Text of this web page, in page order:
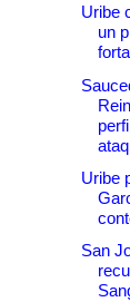
Uribe
un
Uribe
San